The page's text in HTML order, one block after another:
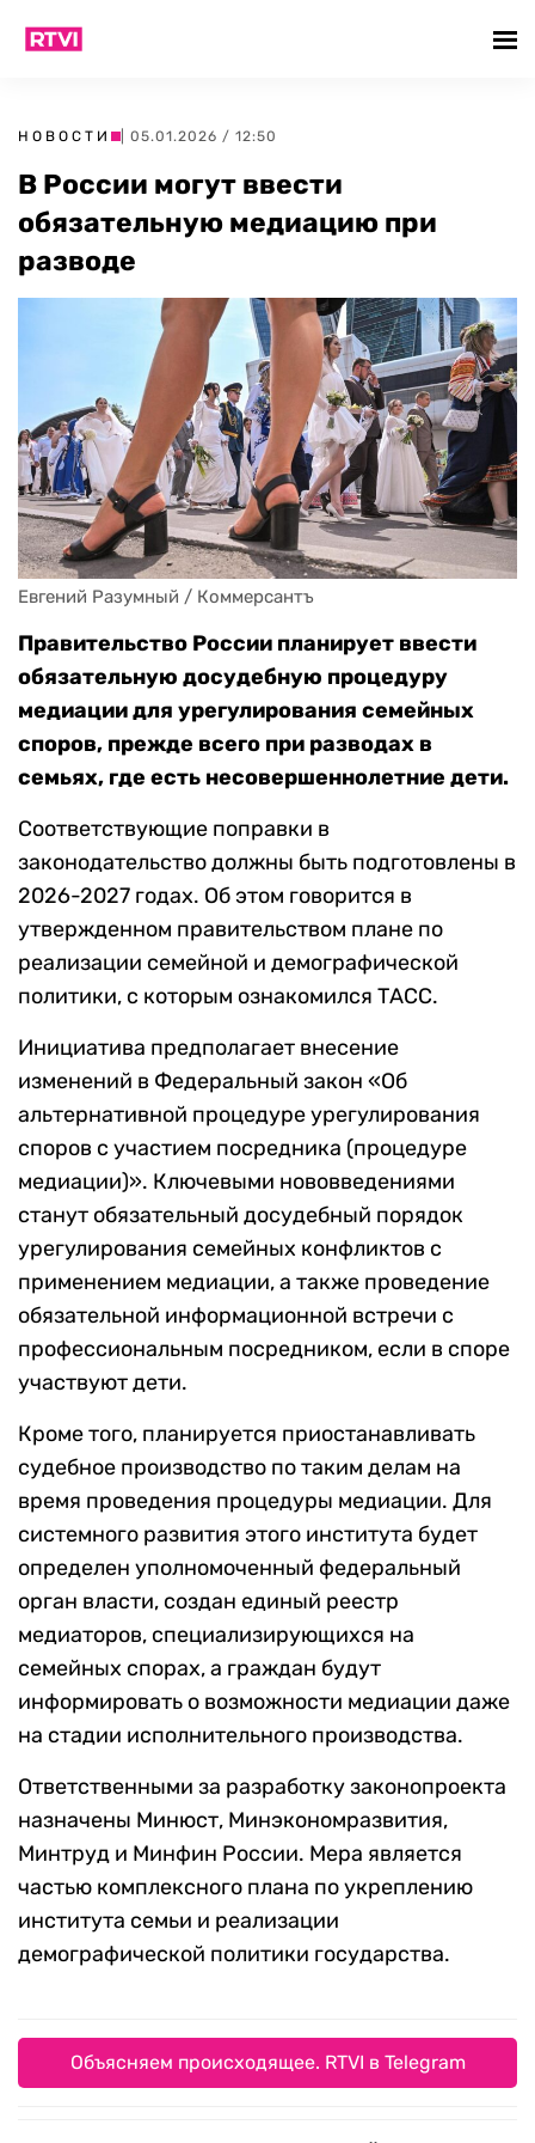
НОВОСТИ | 05.01.2026 / 12:50
В России могут ввести
обязательную медиацию при
разводе
Евгений Разумный / Коммерсантъ
Правительство России планирует ввести
обязательную досудебную процедуру
медиации для урегулирования семейных
споров, прежде всего при разводах в
семьях, где есть несовершеннолетние дети.
Соответствующие поправки в
законодательство должны быть подготовлены в
2026-2027 годах. Об этом говорится в
утвержденном правительством плане по
реализации семейной и демографической
политики, с которым ознакомился ТАСС.
Инициатива предполагает внесение
изменений в Федеральный закон «Об
альтернативной процедуре урегулирования
споров с участием посредника (процедуре
медиации)». Ключевыми нововведениями
станут обязательный досудебный порядок
урегулирования семейных конфликтов с
применением медиации, а также проведение
обязательной информационной встречи с
профессиональным посредником, если в споре
участвуют дети.
Кроме того, планируется приостанавливать
судебное производство по таким делам на
время проведения процедуры медиации. Для
системного развития этого института будет
определен уполномоченный федеральный
орган власти, создан единый реестр
медиаторов, специализирующихся на
семейных спорах, а граждан будут
информировать о возможности медиации даже
на стадии исполнительного производства.
Ответственными за разработку законопроекта
назначены Минюст, Минэкономразвития,
Минтруд и Минфин России. Мера является
частью комплексного плана по укреплению
института семьи и реализации
демографической политики государства.
Объясняем происходящее. RTVI в Telegram